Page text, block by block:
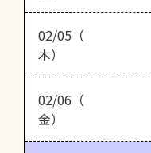
02/05（
木）
02/06（
金）